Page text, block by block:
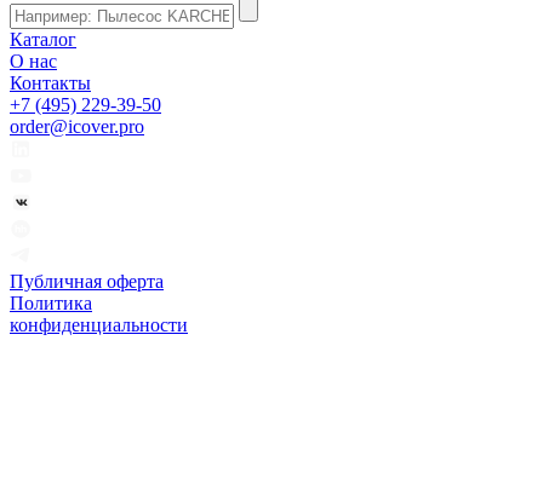
Каталог
О нас
Контакты
+7 (495) 229-39-50
order@icover.pro
Публичная оферта
Политика
конфиденциальности